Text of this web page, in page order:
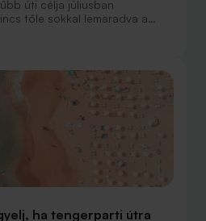
úti célja júliusban
tőle sokkal lemaradva a
sem. A tengerparti
ha tengerparti útra